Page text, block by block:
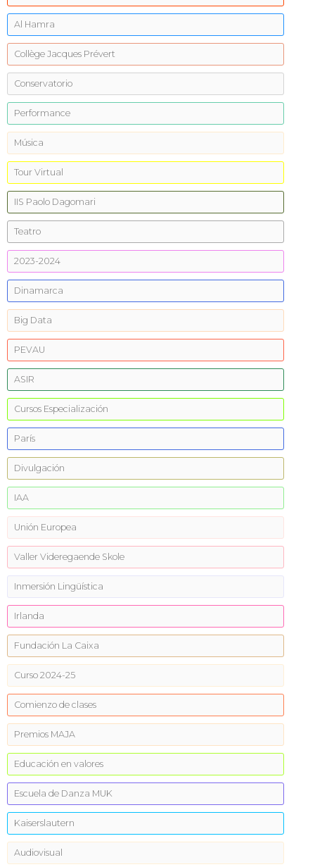
Al Hamra
Collège Jacques Prévert
Conservatorio
Performance
Música
Tour Virtual
IIS Paolo Dagomari
Teatro
2023-2024
Dinamarca
Big Data
PEVAU
ASIR
Cursos Especialización
París
Divulgación
IAA
Unión Europea
Valler Videregaende Skole
Inmersión Lingüística
Irlanda
Fundación La Caixa
Curso 2024-25
Comienzo de clases
Premios MAJA
Educación en valores
Escuela de Danza MUK
Kaiserslautern
Audiovisual